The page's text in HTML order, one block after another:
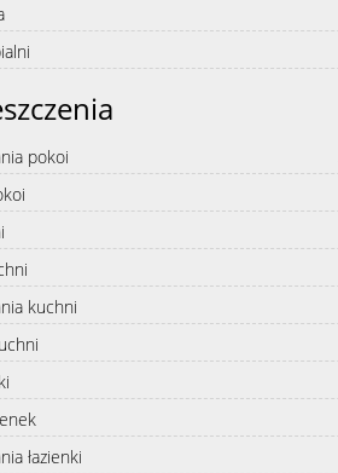
pokoi
kuchni
łazienki